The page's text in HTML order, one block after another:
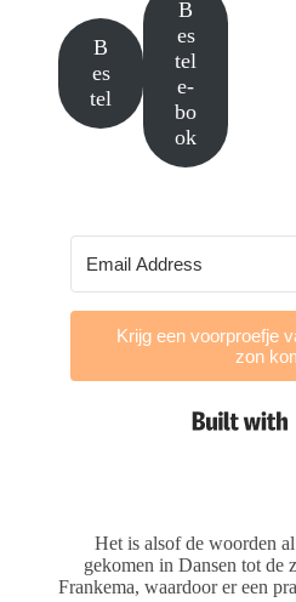
B
es
tel
B
es
tel
e-
bo
ok
Krijg een voorproefje
zon
Het is alsof de woorden
gekomen in Dansen tot de
Frankema, waardoor er een